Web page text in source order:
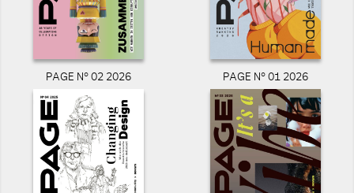
PAGE N° 02 2026 PAGE N° 01 2026